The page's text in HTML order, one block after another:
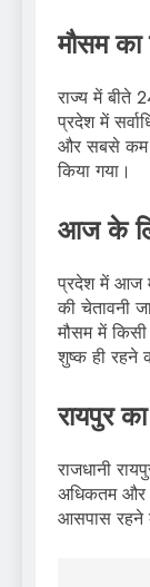
मौसम का
राज्य में बीते
प्रदेश में
और सबसे कम
किया गया।
आज के
प्रदेश में आज
की चेतावनी
मौसम में
शुष्क ही रहने
रायपुर
राजधानी
अधिकतम और
आसपास रहने